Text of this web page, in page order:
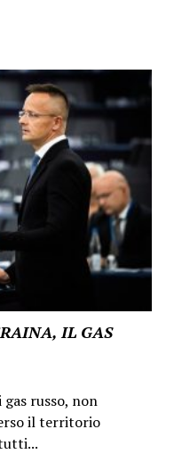
IL GAS
russo, non
il territorio